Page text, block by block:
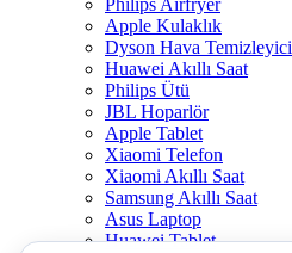
Philips Airfryer
Apple Kulaklık
Dyson Hava Temizleyici
Huawei Akıllı Saat
Philips Ütü
JBL Hoparlör
Apple Tablet
Xiaomi Telefon
Xiaomi Akıllı Saat
Samsung Akıllı Saat
Asus Laptop
Huawei Tablet